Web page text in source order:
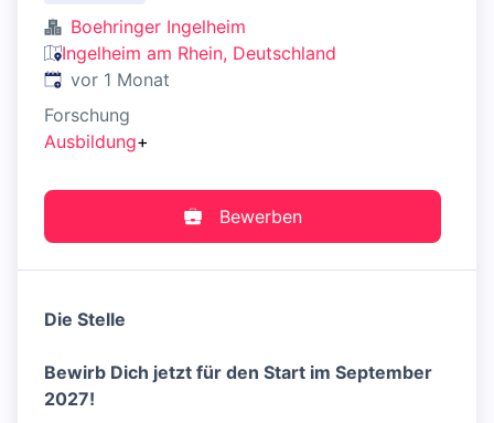
Boehringer Ingelheim
Ingelheim am Rhein, Deutschland
Veröffentlicht:
vor 1 Monat
Forschung
Ausbildung+
Bewerben
Die Stelle
Bewirb Dich jetzt für den Start im September
2027!